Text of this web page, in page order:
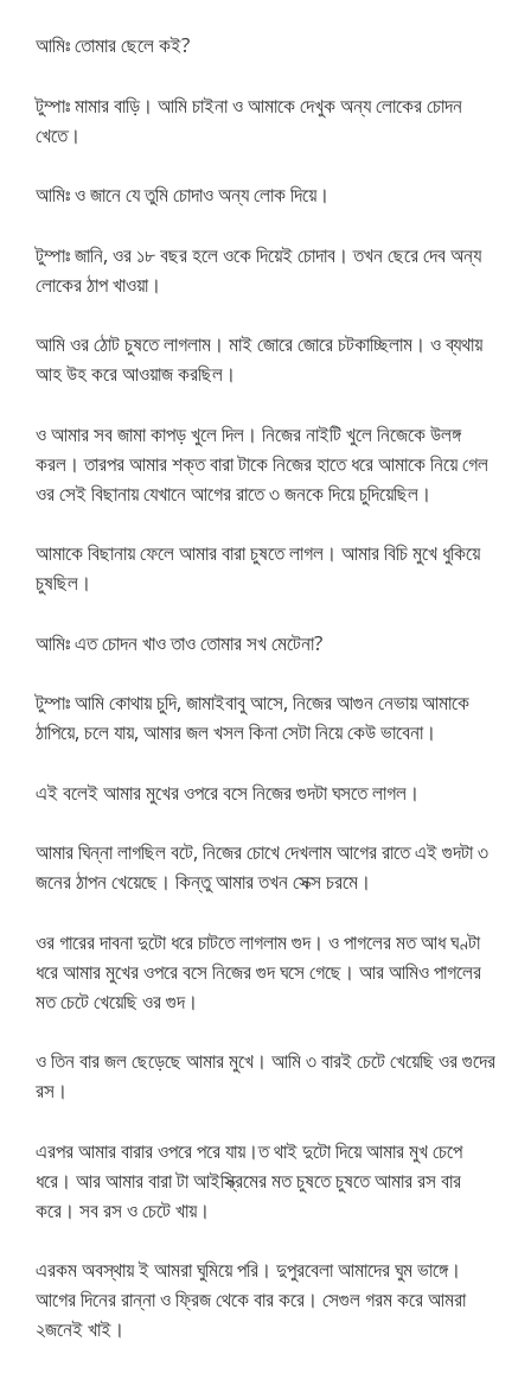
আমিঃ তোমার ছেলে কই?
টুম্পাঃ মামার বাড়ি। আমি চাইনা ও আমাকে দেখুক অন্য লোকের চোদন
খেতে।
আমিঃ ও জানে যে তুমি চোদাও অন্য লোক দিয়ে।
টুম্পাঃ জানি, ওর ১৮ বছর হলে ওকে দিয়েই চোদাব। তখন ছেরে দেব অন্য
লোকের ঠাপ খাওয়া।
আমি ওর ঠোট চুষতে লাগলাম। মাই জোরে জোরে চটকাচ্ছিলাম। ও ব্যথায়
আহ উহ করে আওয়াজ করছিল।
ও আমার সব জামা কাপড় খুলে দিল। নিজের নাইটি খুলে নিজেকে উলঙ্গ
করল। তারপর আমার শক্ত বারা টাকে নিজের হাতে ধরে আমাকে নিয়ে গেল
ওর সেই বিছানায় যেখানে আগের রাতে ৩ জনকে দিয়ে চুদিয়েছিল।
আমাকে বিছানায় ফেলে আমার বারা চুষতে লাগল। আমার বিচি মুখে ধুকিয়ে
চুষছিল।
আমিঃ এত চোদন খাও তাও তোমার সখ মেটেনা?
টুম্পাঃ আমি কোথায় চুদি, জামাইবাবু আসে, নিজের আগুন নেভায় আমাকে
ঠাপিয়ে, চলে যায়, আমার জল খসল কিনা সেটা নিয়ে কেউ ভাবেনা।
এই বলেই আমার মুখের ওপরে বসে নিজের গুদটা ঘসতে লাগল।
আমার ঘিন্না লাগছিল বটে, নিজের চোখে দেখলাম আগের রাতে এই গুদটা ৩
জনের ঠাপন খেয়েছে। কিন্তু আমার তখন সেক্স চরমে।
ওর গারের দাবনা দুটো ধরে চাটতে লাগলাম গুদ। ও পাগলের মত আধ ঘণ্টা
ধরে আমার মুখের ওপরে বসে নিজের গুদ ঘসে গেছে। আর আমিও পাগলের
মত চেটে খেয়েছি ওর গুদ।
ও তিন বার জল ছেড়েছে আমার মুখে। আমি ৩ বারই চেটে খেয়েছি ওর গুদের
রস।
এরপর আমার বারার ওপরে পরে যায়।ত থাই দুটো দিয়ে আমার মুখ চেপে
ধরে। আর আমার বারা টা আইস্ক্রিমের মত চুষতে চুষতে আমার রস বার
করে। সব রস ও চেটে খায়।
এরকম অবস্থায় ই আমরা ঘুমিয়ে পরি। দুপুরবেলা আমাদের ঘুম ভাঙ্গে।
আগের দিনের রান্না ও ফ্রিজ থেকে বার করে। সেগুল গরম করে আমরা
২জনেই খাই।